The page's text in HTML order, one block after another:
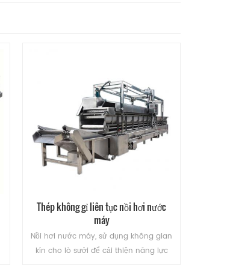
Thép không gỉ liên tục nồi hơi nước
máy
Nồi hơi nước máy, sử dụng không gian
kín cho lò sưởi để cải thiện năng lực